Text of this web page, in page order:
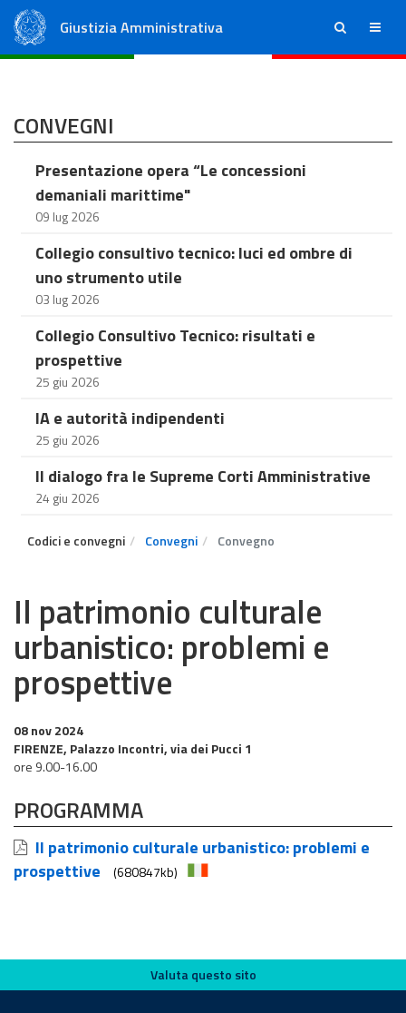
Giustizia Amministrativa ricerca menu
CONVEGNI
Presentazione opera “Le concessioni
demaniali marittime"
09 lug 2026
Collegio consultivo tecnico: luci ed ombre di
uno strumento utile
03 lug 2026
Collegio Consultivo Tecnico: risultati e
prospettive
25 giu 2026
IA e autorità indipendenti
25 giu 2026
Il dialogo fra le Supreme Corti Amministrative
24 giu 2026
Codici e convegni Convegni Convegno
Il patrimonio culturale
urbanistico: problemi e
prospettive
08 nov 2024
FIRENZE, Palazzo Incontri, via dei Pucci 1
ore 9.00-16.00
PROGRAMMA
Il patrimonio culturale urbanistico: problemi e
prospettive
(680847kb)
Valuta questo sito
Valuta questo sito